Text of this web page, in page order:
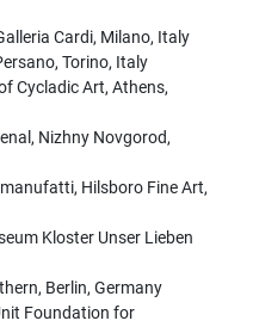
Cardi, Milano, Italy
Torino, Italy
Cycladic Art, Athens,
Nizhny Novgorod,
Hilsboro Fine Art,
Kloster Unser Lieben
Berlin, Germany
Foundation for